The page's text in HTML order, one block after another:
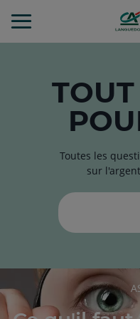
au
TOUT
Toutes les
sur
DE